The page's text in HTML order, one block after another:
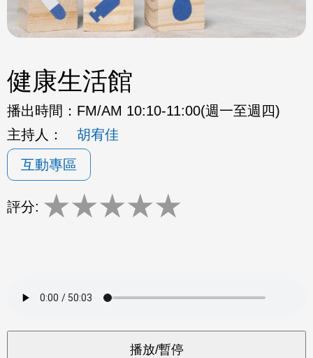
健康生活館
播出時間： FM/AM 10:10-11:00(週一至週四)
主持人：
胡宥佳
互動專區
評分: ★★★★★